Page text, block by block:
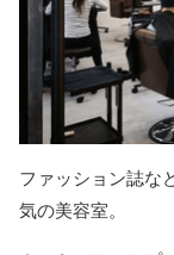
ファッション誌な
気の美容室。